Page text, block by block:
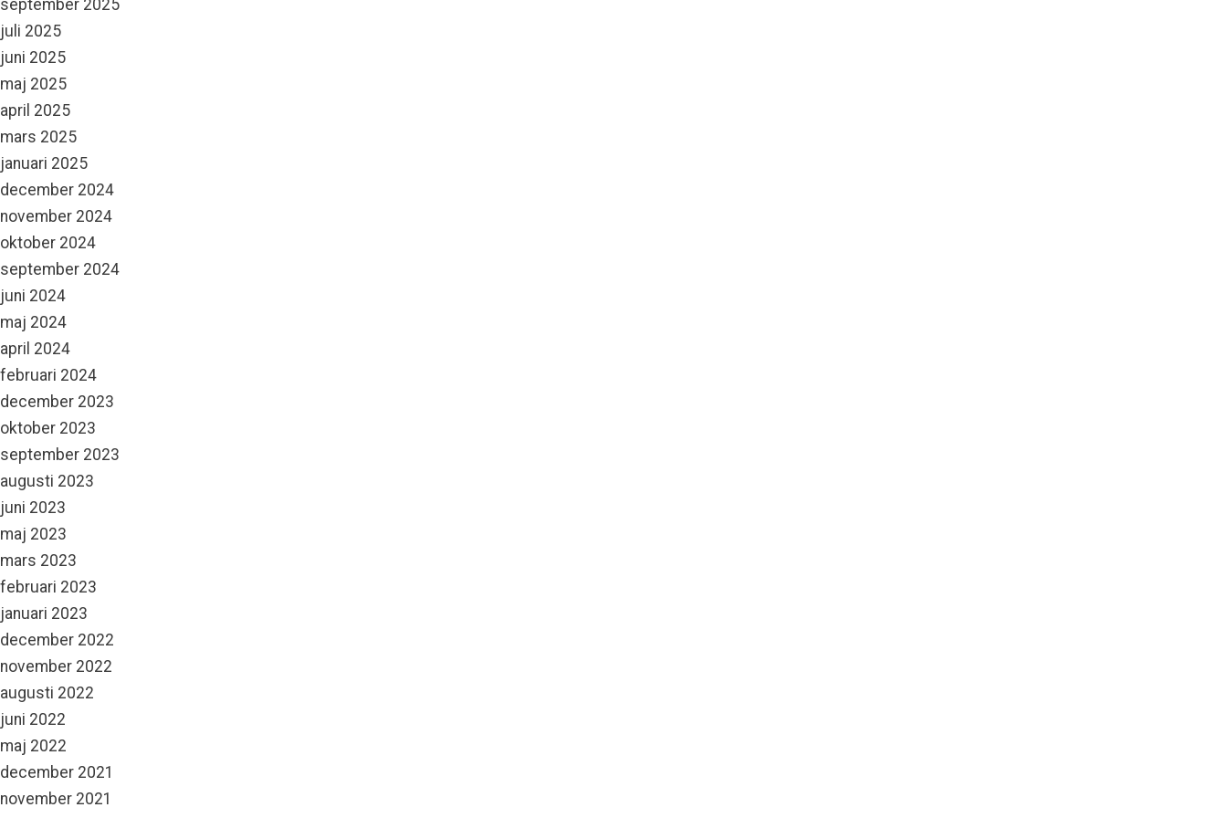
september 2025
juli 2025
juni 2025
maj 2025
april 2025
mars 2025
januari 2025
december 2024
november 2024
oktober 2024
september 2024
juni 2024
maj 2024
april 2024
februari 2024
december 2023
oktober 2023
september 2023
augusti 2023
juni 2023
maj 2023
mars 2023
februari 2023
januari 2023
december 2022
november 2022
augusti 2022
juni 2022
maj 2022
december 2021
november 2021